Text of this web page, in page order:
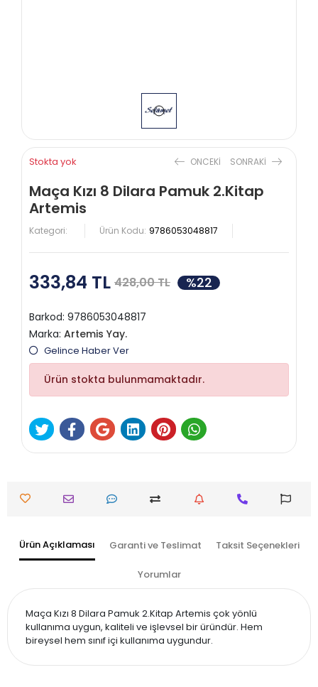
Stokta yok ONCEKI SONRAKI
Maça Kızı 8 Dilara Pamuk 2.Kitap
Artemis
Kategori: Ürün Kodu: 9786053048817
333,84 TL 428,00 TL %22
Barkod: 9786053048817
Marka: Artemis Yay.
Gelince Haber Ver
Ürün stokta bulunmamaktadır.
Ürün Açıklaması Garanti ve Teslimat Taksit Seçenekleri
Yorumlar
Maça Kızı 8 Dilara Pamuk 2.Kitap Artemis çok yönlü
kullanıma uygun, kaliteli ve işlevsel bir üründür. Hem
bireysel hem sınıf içi kullanıma uygundur.